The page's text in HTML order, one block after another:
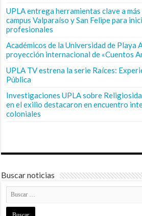
UPLA entrega herramientas clave a
campus Valparaíso y San Felipe para
profesionales
Académicos de la Universidad de Playa
proyección internacional de «Cuentos
UPLA TV estrena la serie Raíces:
Pública
Investigaciones UPLA sobre
en el exilio destacaron en encuentro
coloniales
Buscar noticias